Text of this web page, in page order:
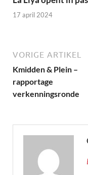
17 april 2024
VORIGE ARTIKEL
Kmidden & Plein –
rapportage
verkenningsronde